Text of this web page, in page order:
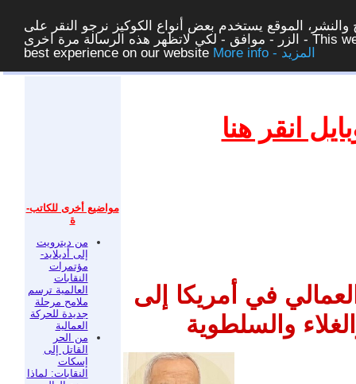
الموقع يستخدم بعض أنواع الكوكيز نرجو النقر على
الزر - موافق - لكي لاتظهر هذه الرسالة مرة اخرى - This website uses cookies to ensure you get the
best experience on our website
More info - المزيد
غلق
مواضيع أخرى للكاتب-
ة
من ديترويت
إلى أديلايد-
مؤتمرات
النقابات
العالمية ترسم
ملامح مرحلة
جديدة للحركة
العمالية
من الحر
القاتل إلى
إسكات
النقابات: لماذا
انقر هنا
في أمريكا إلى
والسلطوية